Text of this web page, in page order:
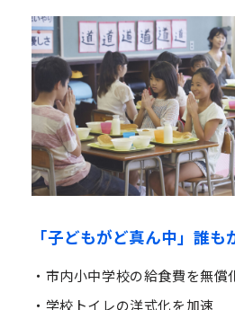
「子どもがど真ん中」誰も
・市内小中学校の給食費を無償
・学校トイレの洋式化を加速